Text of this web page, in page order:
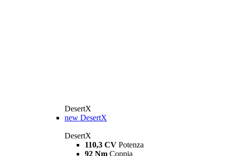
DesertX
new DesertX
DesertX
110,3 CV Potenza
92 Nm Coppia